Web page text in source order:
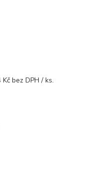
bez DPH / ks.